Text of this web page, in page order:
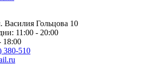
Василия Гольцова 10
11:00 - 20:00
18:00
380-510